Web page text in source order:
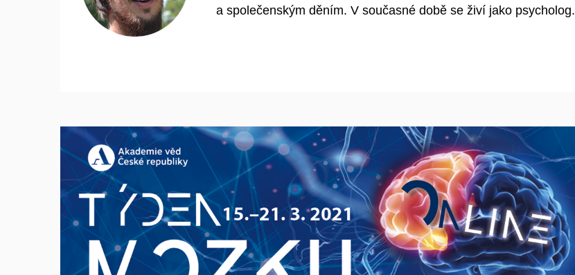
a společenským děním. V současné době se živí jako psycholog.